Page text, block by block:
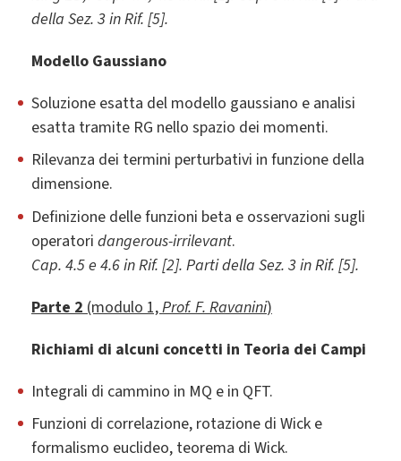
della Sez. 3 in Rif. [5].
Modello Gaussiano
Soluzione esatta del modello gaussiano e analisi
esatta tramite RG nello spazio dei momenti.
Rilevanza dei termini perturbativi in funzione della
dimensione.
Definizione delle funzioni beta e osservazioni sugli
operatori dangerous-irrilevant.
Cap. 4.5 e 4.6 in Rif. [2]. Parti della Sez. 3 in Rif. [5].
Parte 2(modulo 1,Prof. F. Ravanini)
Richiami di alcuni concetti in Teoria dei Campi
Integrali di cammino in MQ e in QFT.
Funzioni di correlazione, rotazione di Wick e
formalismo euclideo, teorema di Wick.